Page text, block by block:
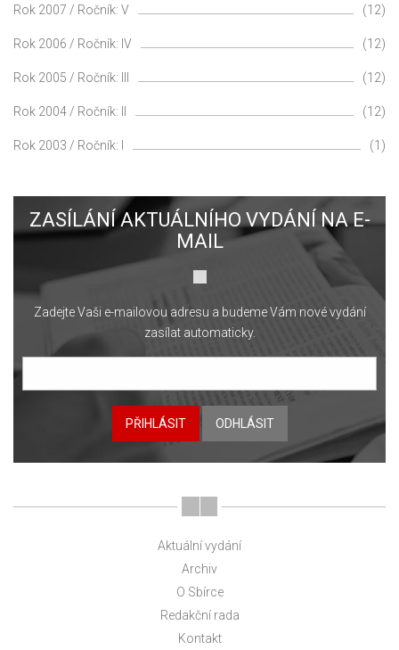
Rok 2007 / Ročník: V (12)
Rok 2006 / Ročník: IV (12)
Rok 2005 / Ročník: III (12)
Rok 2004 / Ročník: II (12)
Rok 2003 / Ročník: I (1)
ZASÍLÁNÍ AKTUÁLNÍHO VYDÁNÍ NA E-
MAIL
Zadejte Vaši e-mailovou adresu a budeme Vám nové vydání
zasílat automaticky.
PŘIHLÁSIT ODHLÁSIT
Aktuální vydání
Archiv
O Sbírce
Redakční rada
Kontakt